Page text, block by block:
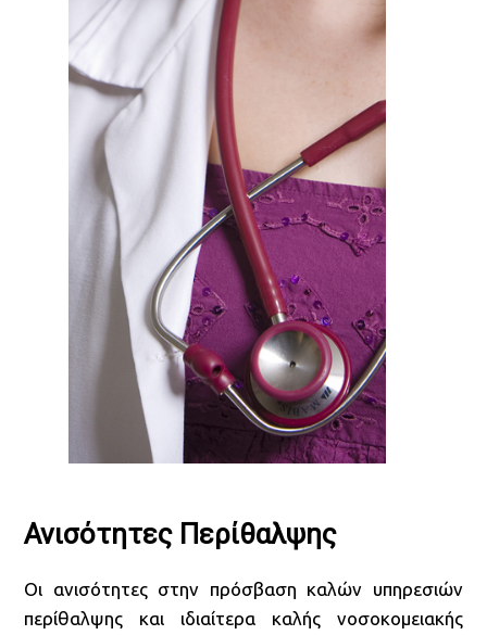
Ανισότητες Περίθαλψης
Οι ανισότητες στην πρόσβαση καλών υπηρεσιών
περίθαλψης και ιδιαίτερα καλής νοσοκομειακής